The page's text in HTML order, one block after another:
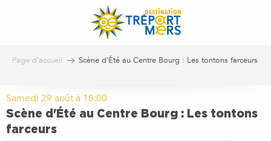
Page d’accueil Scène d'Été au Centre Bourg : Les tontons farceurs
Samedi 29 août à 18:00
Scène d'Été au Centre Bourg : Les tontons
farceurs